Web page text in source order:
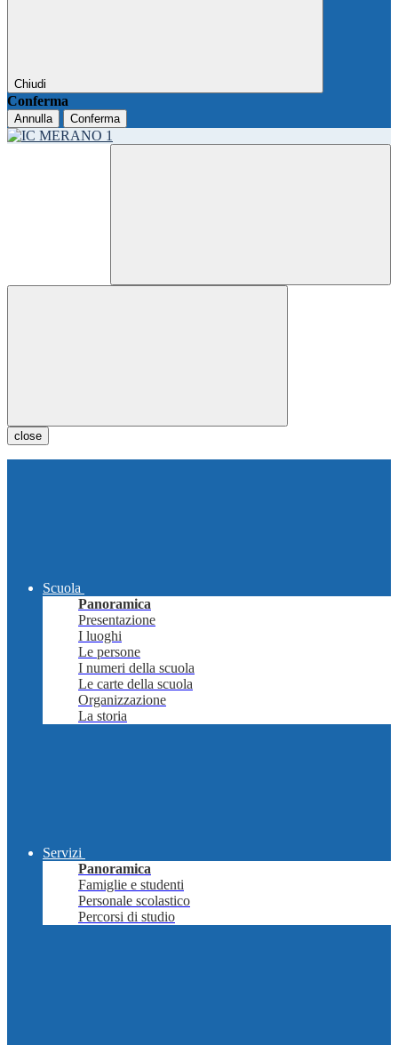
Chiudi
Conferma
Annulla Conferma
close
Scuola
Panoramica
Presentazione
I luoghi
Le persone
I numeri della scuola
Le carte della scuola
Organizzazione
La storia
Servizi
Panoramica
Famiglie e studenti
Personale scolastico
Percorsi di studio